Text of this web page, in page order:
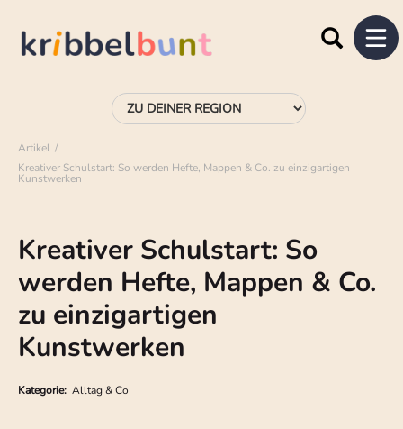
Artikel
Kreativer Schulstart: So werden Hefte, Mappen & Co. zu einzigartigen
Kunstwerken
Kreativer Schulstart: So
werden Hefte, Mappen & Co.
zu einzigartigen
Kunstwerken
Kategorie: Alltag & Co